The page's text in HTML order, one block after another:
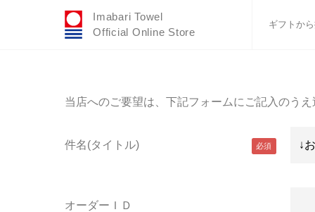
Imabari Towel
Official Online Store
ギフトか
バスグッズ
当店へのご要望は、下記フォームにご記入のう
件名(タイトル)
オーダーＩＤ